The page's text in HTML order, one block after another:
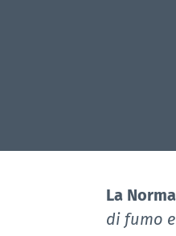
La
di fumo e